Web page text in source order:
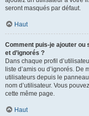
seront masqués par défaut.
Haut
Comment puis-je ajouter ou
et d’ignorés ?
Dans chaque profil
liste d’amis ou d’ignorés.
utilisateurs depuis le
nom d’utilisateur. Vous
cette même page.
Haut